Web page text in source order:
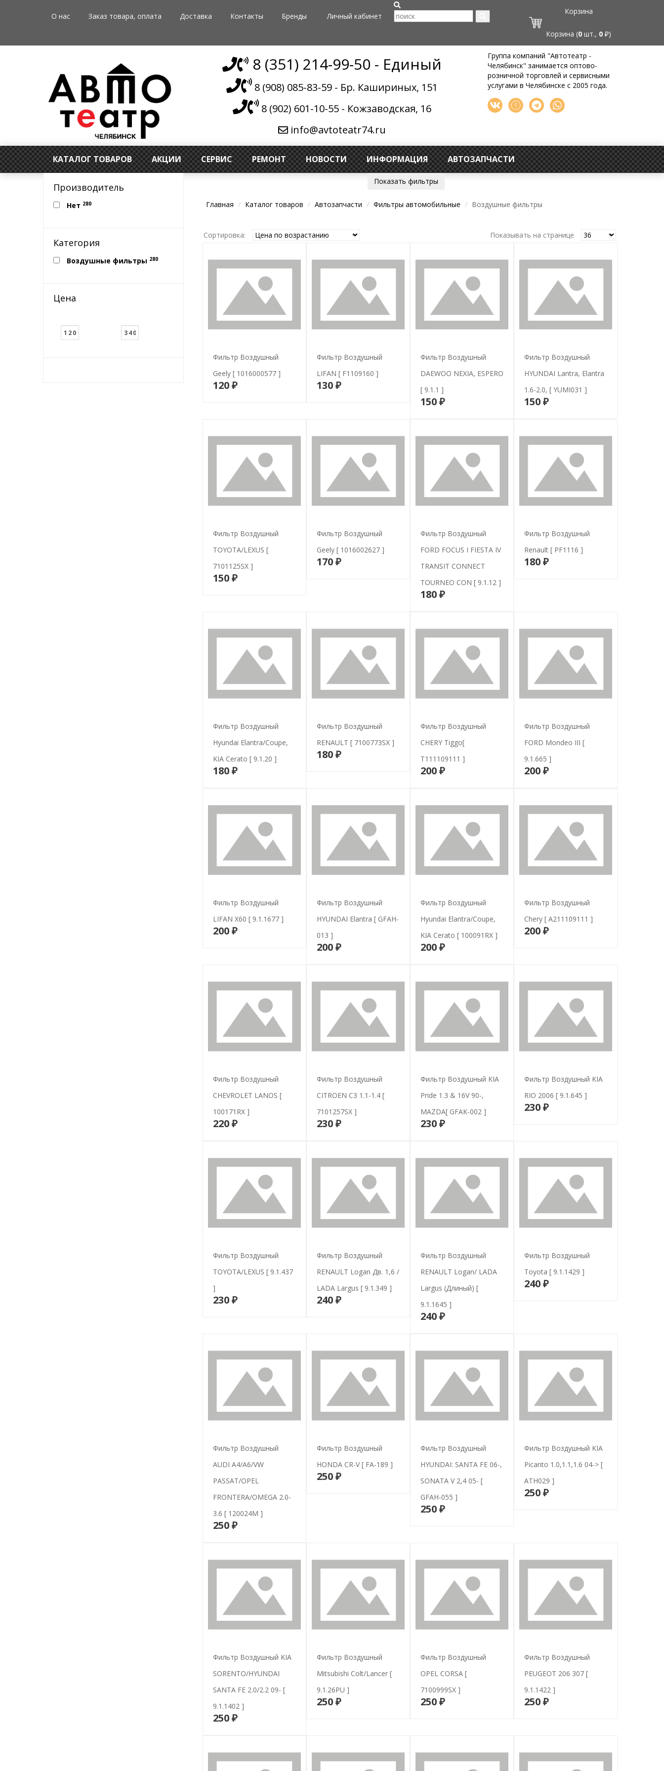
О нас Заказ товара, оплата Доставка Контакты Бренды Личный кабинет
Корзина
Корзина (0 шт., 0 ₽)
8 (351) 214-99-50 - Единый
8 (908) 085-83-59 - Бр. Кашириных, 151
8 (902) 601-10-55 - Кожзаводская, 16
info@avtoteatr74.ru
Группа компаний "Автотеатр -
Челябинск" занимается оптово-
розничной торговлей и сервисными
услугами в Челябинске с 2005 года.
КАТАЛОГ ТОВАРОВ АКЦИИ СЕРВИС РЕМОНТ НОВОСТИ ИНФОРМАЦИЯ АВТОЗАПЧАСТИ
Производитель
Нет 280
Категория
Воздушные фильтры 280
Цена
Показать фильтры
Главная Каталог товаров Автозапчасти Фильтры автомобильные Воздушные фильтры
Сортировка: Показывать на странице
Фильтр Воздушный
Geely [ 1016000577 ]
120 ₽В корзину
Фильтр Воздушный
LIFAN [ F1109160 ]
130 ₽В корзину
Фильтр Воздушный
DAEWOO NEXIA, ESPERO
[ 9.1.1 ]
150 ₽В корзину
Фильтр Воздушный
HYUNDAI Lantra, Elantra
1.6-2.0, [ YUMI031 ]
150 ₽В корзину
Фильтр Воздушный
TOYOTA/LEXUS [
7101125SX ]
150 ₽В корзину
Фильтр Воздушный
Geely [ 1016002627 ]
170 ₽В корзину
Фильтр Воздушный
FORD FOCUS I FIESTA IV
TRANSIT CONNECT
TOURNEO CON [ 9.1.12 ]
180 ₽В корзину
Фильтр Воздушный
Renault [ PF1116 ]
180 ₽В корзину
Фильтр Воздушный
Hyundai Elantra/Coupe,
KIA Cerato [ 9.1.20 ]
180 ₽В корзину
Фильтр Воздушный
RENAULT [ 7100773SX ]
180 ₽В корзину
Фильтр Воздушный
CHERY Tiggo[
T111109111 ]
200 ₽В корзину
Фильтр Воздушный
FORD Mondeo III [
9.1.665 ]
200 ₽В корзину
Фильтр Воздушный
LIFAN X60 [ 9.1.1677 ]
200 ₽В корзину
Фильтр Воздушный
HYUNDAI Elantra [ GFAH-
013 ]
200 ₽В корзину
Фильтр Воздушный
Hyundai Elantra/Coupe,
KIA Cerato [ 100091RX ]
200 ₽В корзину
Фильтр Воздушный
Chery [ A211109111 ]
200 ₽В корзину
Фильтр Воздушный
CHEVROLET LANOS [
100171RX ]
220 ₽В корзину
Фильтр Воздушный
CITROEN C3 1.1-1.4 [
7101257SX ]
230 ₽В корзину
Фильтр Воздушный KIA
Pride 1.3 & 16V 90-,
MAZDA[ GFAK-002 ]
230 ₽В корзину
Фильтр Воздушный KIA
RIO 2006 [ 9.1.645 ]
230 ₽В корзину
Фильтр Воздушный
TOYOTA/LEXUS [ 9.1.437
]
230 ₽В корзину
Фильтр Воздушный
RENAULT Logan Дв. 1,6 /
LADA Largus [ 9.1.349 ]
240 ₽В корзину
Фильтр Воздушный
RENAULT Logan/ LADA
Largus (длиный) [
9.1.1645 ]
240 ₽В корзину
Фильтр Воздушный
Toyota [ 9.1.1429 ]
240 ₽В корзину
Фильтр Воздушный
AUDI A4/A6/VW
PASSAT/OPEL
FRONTERA/OMEGA 2.0-
3.6 [ 120024M ]
250 ₽В корзину
Фильтр Воздушный
HONDA CR-V [ FA-189 ]
250 ₽В корзину
Фильтр Воздушный
HYUNDAI: SANTA FE 06-,
SONATA V 2,4 05- [
GFAH-055 ]
250 ₽В корзину
Фильтр Воздушный KIA
Picanto 1.0,1.1,1.6 04-> [
ATH029 ]
250 ₽В корзину
Фильтр Воздушный KIA
SORENTO/HYUNDAI
SANTA FE 2.0/2.2 09- [
9.1.1402 ]
250 ₽В корзину
Фильтр Воздушный
Mitsubishi Colt/Lancer [
9.1.26PU ]
250 ₽В корзину
Фильтр Воздушный
OPEL CORSA [
7100999SX ]
250 ₽В корзину
Фильтр Воздушный
PEUGEOT 206 307 [
9.1.1422 ]
250 ₽В корзину